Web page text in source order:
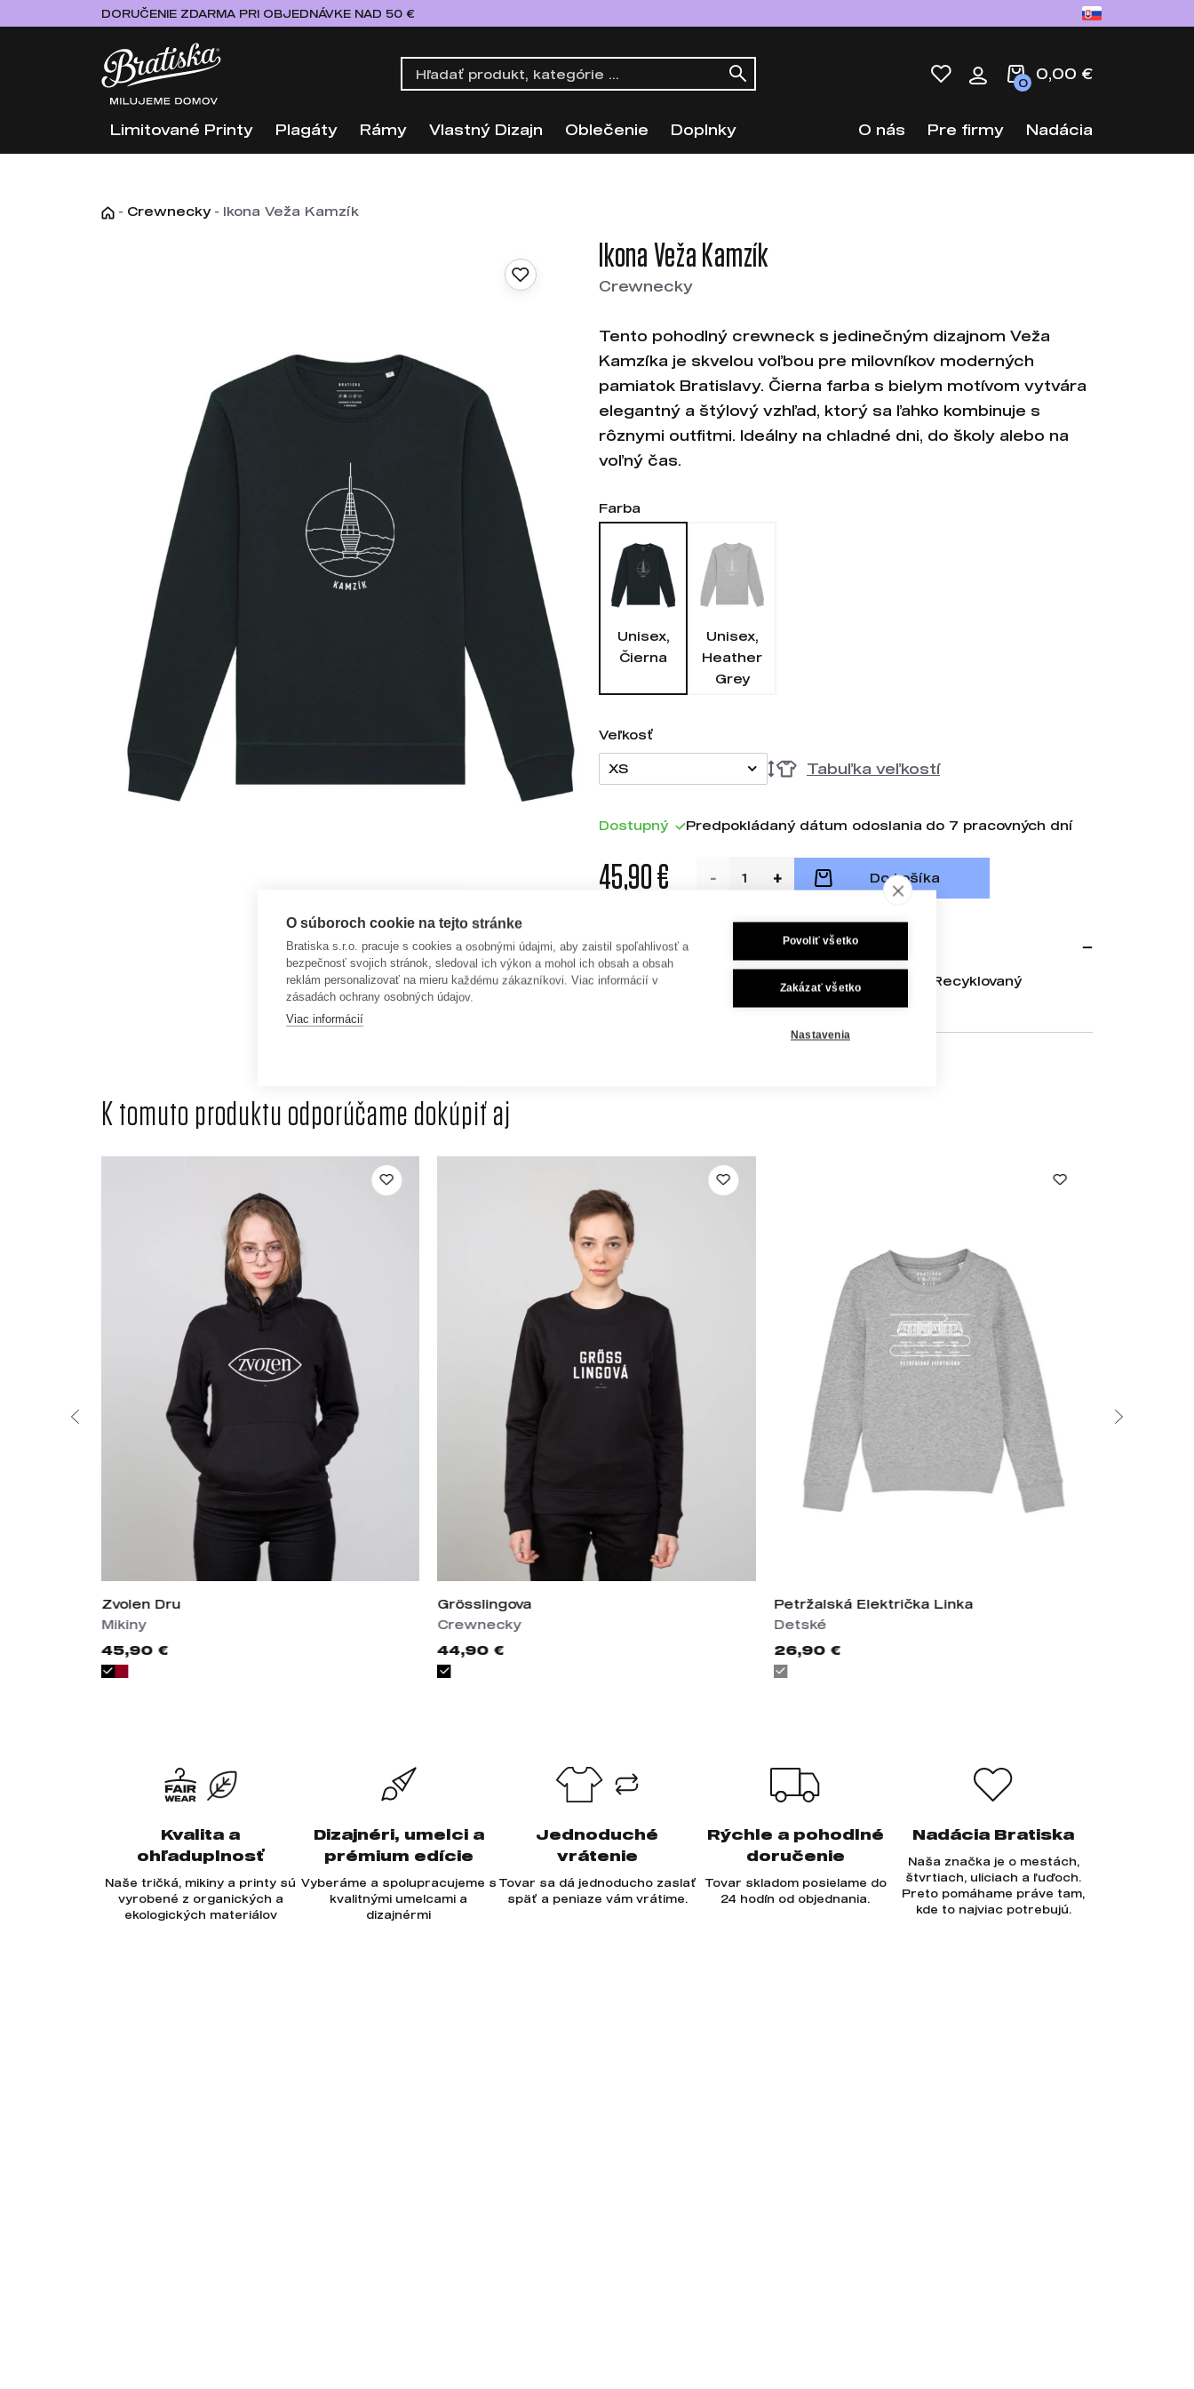
DORUČENIE ZDARMA PRI OBJEDNÁVKE NAD 50 €
0
0,00 €
Limitované Printy Plagáty Rámy Vlastný Dizajn Oblečenie Doplnky O nás Pre firmy Nadácia
- Crewnecky - Ikona Veža Kamzík
Ikona Veža Kamzík
Crewnecky
Tento pohodlný crewneck s jedinečným dizajnom Veža
Kamzíka je skvelou voľbou pre milovníkov moderných
pamiatok Bratislavy. Čierna farba s bielym motívom vytvára
elegantný a štýlový vzhľad, ktorý sa ľahko kombinuje s
rôznymi outfitmi. Ideálny na chladné dni, do školy alebo na
voľný čas.
Farba
Unisex,
Čierna
Unisex,
Heather
Grey
Veľkosť
XS Tabuľka veľkostí
Dostupný Predpokládaný dátum odoslania do 7 pracovných dní
45,90 € Do košíka
Detaily
85% organická česaná bavlna, 15% Recyklovaný
K tomuto produktu odporúčame dokúpiť aj
Zvolen Dru
Mikiny
45,90 €
Grösslingova
Crewnecky
44,90 €
Petržalská Električka Linka
Detské
26,90 €
Kvalita a
ohľaduplnosť
Naše tričká, mikiny a printy sú
vyrobené z organických a
ekologických materiálov
Dizajnéri, umelci a
prémium edície
Vyberáme a spolupracujeme s
kvalitnými umelcami a
dizajnérmi
Jednoduché
vrátenie
Tovar sa dá jednoducho zaslať
späť a peniaze vám vrátime.
Rýchle a pohodlné
doručenie
Tovar skladom posielame do
24 hodín od objednania.
Nadácia Bratiska
Naša značka je o mestách,
štvrtiach, uliciach a ľuďoch.
Preto pomáhame práve tam,
kde to najviac potrebujú.
O súboroch cookie na tejto stránke
Bratiska s.r.o. pracuje s cookies a osobnými údajmi, aby zaistil spoľahlivosť a
bezpečnosť svojich stránok, sledoval ich výkon a mohol ich obsah a obsah
reklám personalizovať na mieru každému zákazníkovi. Viac informácií v
zásadách ochrany osobných údajov.
Viac informácií
Povoliť všetko
Zakázať všetko
Nastavenia